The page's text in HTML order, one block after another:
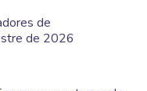
de
de 2026